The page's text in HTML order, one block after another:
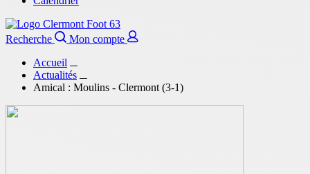
Recherche
Mon compte
Accueil
Actualités
Amical : Moulins - Clermont (3-1)